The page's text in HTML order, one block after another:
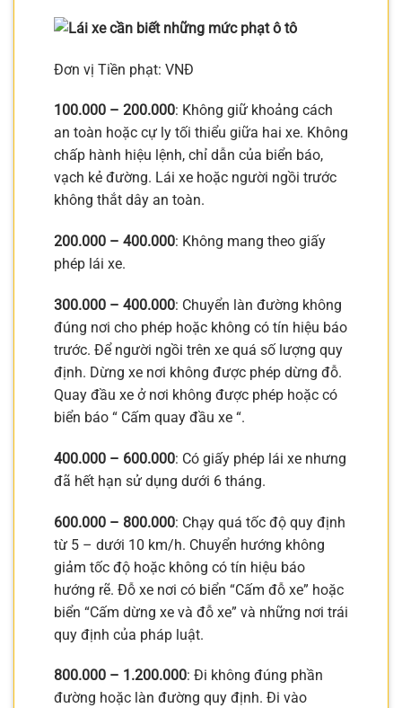
Đơn vị Tiền phạt: VNĐ
100.000 – 200.000: Không giữ khoảng cách
an toàn hoặc cự ly tối thiểu giữa hai xe. Không
chấp hành hiệu lệnh, chỉ dẫn của biển báo,
vạch kẻ đường. Lái xe hoặc người ngồi trước
không thắt dây an toàn.
200.000 – 400.000: Không mang theo giấy
phép lái xe.
300.000 – 400.000: Chuyển làn đường không
đúng nơi cho phép hoặc không có tín hiệu báo
trước. Để người ngồi trên xe quá số lượng quy
định. Dừng xe nơi không được phép dừng đỗ.
Quay đầu xe ở nơi không được phép hoặc có
biển báo “ Cấm quay đầu xe “.
400.000 – 600.000: Có giấy phép lái xe nhưng
đã hết hạn sử dụng dưới 6 tháng.
600.000 – 800.000: Chạy quá tốc độ quy định
từ 5 – dưới 10 km/h. Chuyển hướng không
giảm tốc độ hoặc không có tín hiệu báo
hướng rẽ. Đỗ xe nơi có biển “Cấm đỗ xe” hoặc
biển “Cấm dừng xe và đỗ xe” và những nơi trái
quy định của pháp luật.
800.000 – 1.200.000: Đi không đúng phần
đường hoặc làn đường quy định. Đi vào